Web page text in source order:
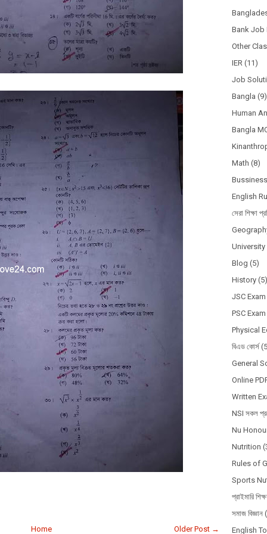
Older Post →
Home
Bank Job
Other
IER (11)
Job
Bangla (9)
Human
Bangla
Math (8)
English
সেরা শিক্ষা
Blog (5)
History (5)
JSC
PSC
Physical
বিএড কোর্স
General
Online
Written
NSI সকল
Nu
Nutrition
Rules of
Sports
প্রাইমারি
সমাজ বিজ্ঞান
English